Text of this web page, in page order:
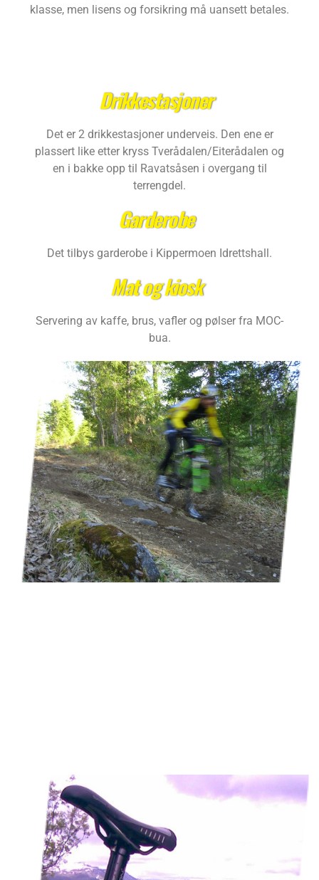
klasse, men lisens og forsikring må uansett betales.
Drikkestasjoner
Det er 2 drikkestasjoner underveis. Den ene er
plassert like etter kryss Tverådalen/Eiterådalen og
en i bakke opp til Ravatsåsen i overgang til
terrengdel.
Garderobe
Det tilbys garderobe i Kippermoen Idrettshall.
Mat og kiosk
Servering av kaffe, brus, vafler og pølser fra MOC-
bua.